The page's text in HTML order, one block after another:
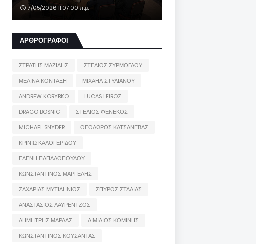
7/05/2026 11:07:00 π.μ.
ΑΡΘΡΟΓΡΑΦΟΙ
ΣΤΡΑΤΗΣ ΜΑΖΙΔΗΣ
ΣΤΕΛΙΟΣ ΣΥΡΜΟΓΛΟΥ
ΜΕΛΙΝΑ ΚΟΝΤΑΞΗ
ΜΙΧΑΗΛ ΣΤΥΛΙΑΝΟΥ
ANDREW KORYBKO
LUCAS LEIROZ
DRAGO BOSNIC
ΣΤΕΛΙΟΣ ΦΕΝΕΚΟΣ
MICHAEL SNYDER
ΘΕΟΔΩΡΟΣ ΚΑΤΣΑΝΕΒΑΣ
ΚΡΙΝΙΩ ΚΑΛΟΓΕΡΙΔΟΥ
ΕΛΕΝΗ ΠΑΠΑΔΟΠΟΥΛΟΥ
ΚΩΝΣΤΑΝΤΙΝΟΣ ΜΑΡΓΕΛΗΣ
ΖΑΧΑΡΙΑΣ ΜΥΤΙΛΗΝΙΟΣ
ΣΠΥΡΟΣ ΣΤΑΛΙΑΣ
ΑΝΑΣΤΑΣΙΟΣ ΛΑΥΡΕΝΤΖΟΣ
ΔΗΜΗΤΡΗΣ ΜΑΡΔΑΣ
ΑΙΜΙΛΙΟΣ ΚΟΜΙΝΗΣ
ΚΩΝΣΤΑΝΤΙΝΟΣ ΚΟΥΣΑΝΤΑΣ